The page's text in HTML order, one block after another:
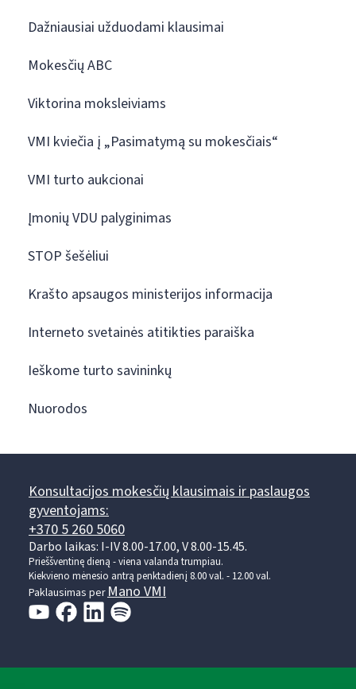
Dažniausiai užduodami klausimai
Mokesčių ABC
Viktorina moksleiviams
VMI kviečia į „Pasimatymą su mokesčiais“
VMI turto aukcionai
Įmonių VDU palyginimas
STOP šešėliui
Krašto apsaugos ministerijos informacija
Interneto svetainės atitikties paraiška
Ieškome turto savininkų
Nuorodos
Konsultacijos mokesčių klausimais ir paslaugos
gyventojams:
+370 5 260 5060
Darbo laikas: I-IV 8.00-17.00, V 8.00-15.45.
Prieššventinę dieną - viena valanda trumpiau.
Kiekvieno mėnesio antrą penktadienį 8.00 val. - 12.00 val.
Paklausimas per Mano VMI